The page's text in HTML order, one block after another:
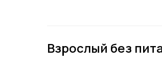
Взрослый без